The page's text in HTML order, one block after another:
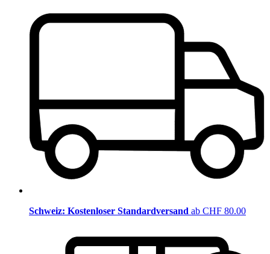
Schweiz: Kostenloser Standardversand ab CHF 80.00